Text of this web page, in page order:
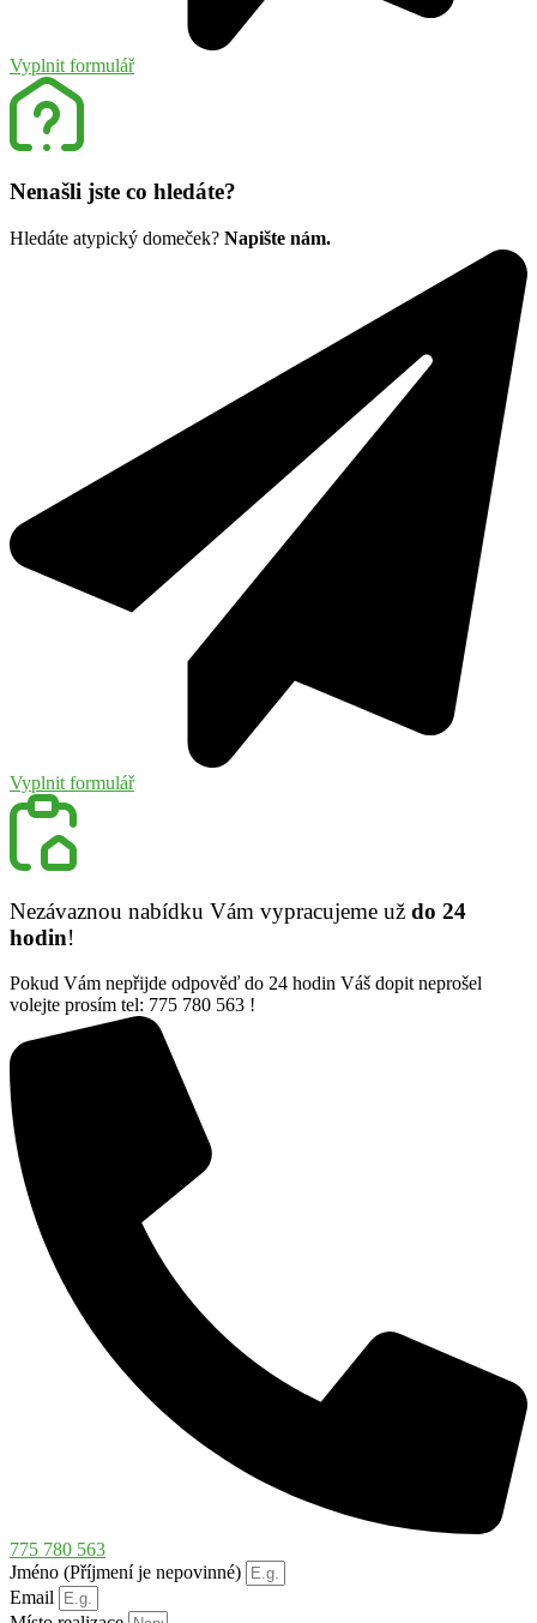
Vyplnit formulář
Nenašli jste co hledáte?
Hledáte atypický domeček? Napište nám.
Vyplnit formulář
Nezávaznou nabídku Vám vypracujeme už do 24
hodin!
Pokud Vám nepřijde odpověď do 24 hodin Váš dopit neprošel
volejte prosím tel: 775 780 563 !
775 780 563
Jméno (Příjmení je nepovinné)
Email